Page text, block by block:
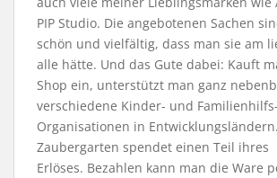
PIP Studio. Die angebotenen Sachen
schön und vielfältig, dass man sie am
alle hätte. Und das Gute dabei: Kauft
Shop ein, unterstützt man ganz
verschiedene Kinder- und
Organisationen in
Zaubergarten spendet einen Teil ihres
Erlöses. Bezahlen kann man die Ware